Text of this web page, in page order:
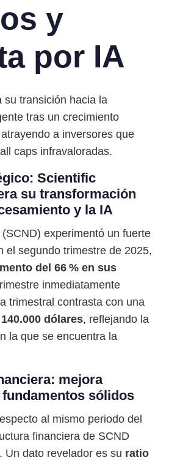
y
por IA
su transición hacia la
tras un crecimiento
a inversores que
caps infravaloradas.
Scientific
su transformación
y la IA
experimentó un fuerte
el segundo trimestre de 2025,
del 66 % en sus
inmediatamente
trimestral contrasta con una
140.000 dólares, reflejando la
la que se encuentra la
mejora
sólidos
al mismo periodo del
financiera de SCND
Un dato revelador es su ratio